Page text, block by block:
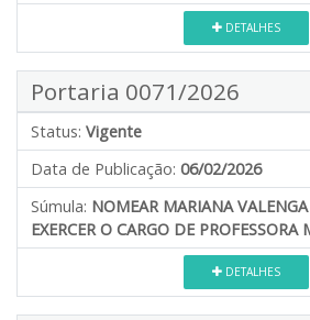
DETALHES
Portaria 0071/2026
Status: Vigente
Data de Publicação: 06/02/2026
Súmula: NOMEAR MARIANA
EXERCER O CARGO DE
DETALHES